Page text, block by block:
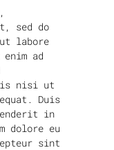
sed do
labore
ad
nisi ut
Duis
in
dolore eu
sint